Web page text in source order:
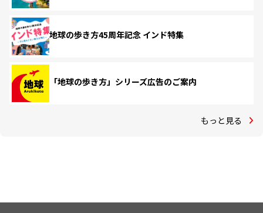
地球の歩き方45周年記念 インド特集
「地球の歩き方」シリーズ広告のご案内
もっと見る